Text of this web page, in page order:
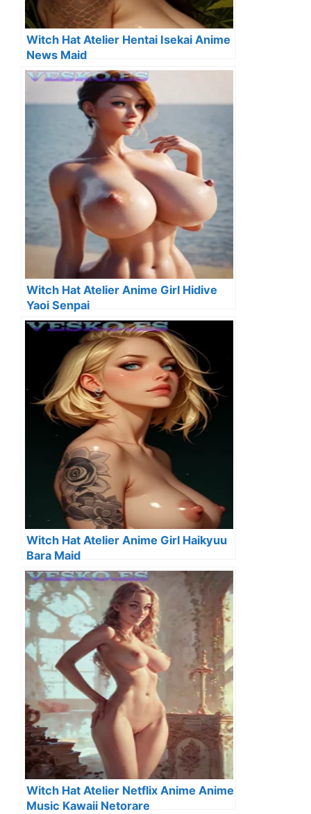
Witch Hat Atelier Hentai Isekai Anime
News Maid
Witch Hat Atelier Anime Girl Hidive
Yaoi Senpai
Witch Hat Atelier Anime Girl Haikyuu
Bara Maid
Witch Hat Atelier Netflix Anime Anime
Music Kawaii Netorare